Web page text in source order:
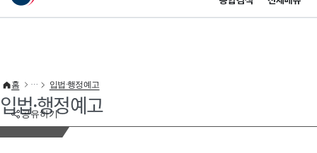
이 누리집은 대한민국 공식 전자정부 누리집입니다.
공유하기
홈 입법·행정예고
입법·행정예고